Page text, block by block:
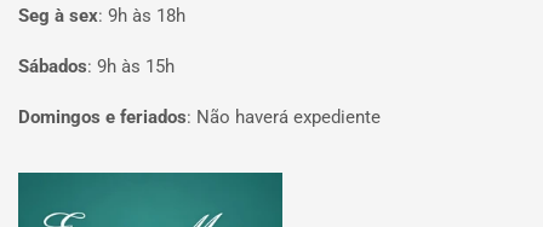
Seg à sex: 9h às 18h
Sábados: 9h às 15h
Domingos e feriados: Não haverá expediente